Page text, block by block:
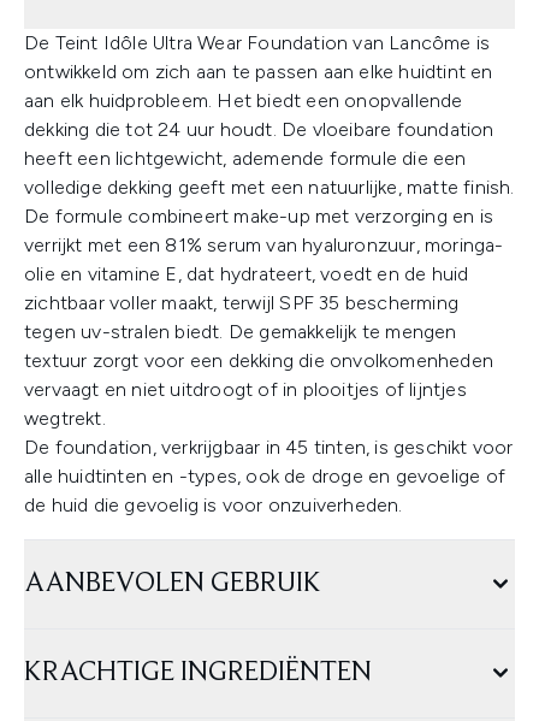
De Teint Idôle Ultra Wear Foundation van Lancôme is
ontwikkeld om zich aan te passen aan elke huidtint en
aan elk huidprobleem. Het biedt een onopvallende
dekking die tot 24 uur houdt. De vloeibare foundation
heeft een lichtgewicht, ademende formule die een
volledige dekking geeft met een natuurlijke, matte finish.
De formule combineert make-up met verzorging en is
verrijkt met een 81% serum van hyaluronzuur, moringa-
olie en vitamine E, dat hydrateert, voedt en de huid
zichtbaar voller maakt, terwijl SPF 35 bescherming
tegen uv-stralen biedt. De gemakkelijk te mengen
textuur zorgt voor een dekking die onvolkomenheden
vervaagt en niet uitdroogt of in plooitjes of lijntjes
wegtrekt.
De foundation, verkrijgbaar in 45 tinten, is geschikt voor
alle huidtinten en -types, ook de droge en gevoelige of
de huid die gevoelig is voor onzuiverheden.
AANBEVOLEN GEBRUIK
KRACHTIGE INGREDIËNTEN